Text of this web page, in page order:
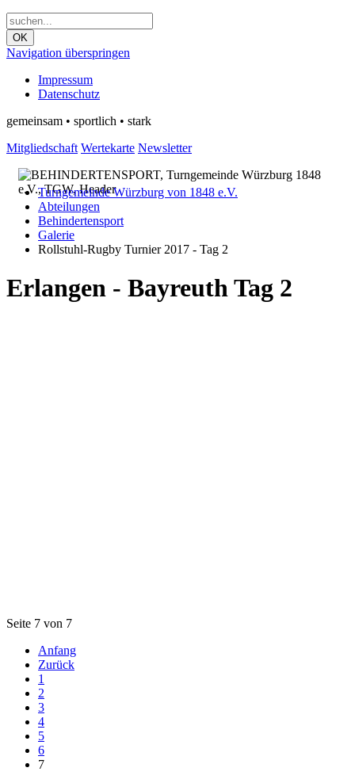
OK
Navigation überspringen
Impressum
Datenschutz
gemeinsam • sportlich • stark
Mitgliedschaft Wertekarte Newsletter
Turngemeinde Würzburg von 1848 e.V.
Abteilungen
Behindertensport
Galerie
Rollstuhl-Rugby Turnier 2017 - Tag 2
Erlangen - Bayreuth Tag 2
Seite 7 von 7
Anfang
Zurück
1
2
3
4
5
6
7